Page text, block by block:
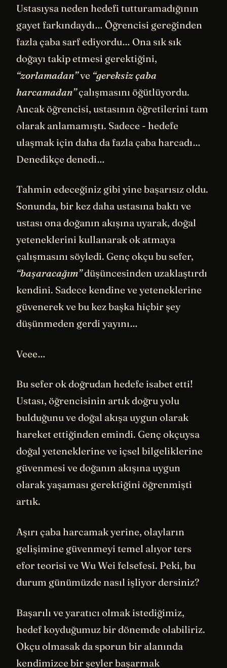
Ustasıysa neden hedefi tutturamadığının
gayet farkındaydı… Öğrencisi gereğinden
fazla çaba sarf ediyordu… Ona sık sık
doğayı takip etmesi gerektiğini,
“zorlamadan”ve “gereksiz çaba
harcamadan”çalışmasını öğütlüyordu.
Ancak öğrencisi, ustasının öğretilerini tam
olarak anlamamıştı. Sadece - hedefe
ulaşmak için daha da fazla çaba harcadı…
Denedikçe denedi…
Tahmin edeceğiniz gibi yine başarısız oldu.
Sonunda, bir kez daha ustasına baktı ve
ustası ona doğanın akışına uyarak, doğal
yeteneklerini kullanarak ok atmaya
çalışmasını söyledi. Genç okçu bu sefer,
“başaracağım”düşüncesinden uzaklaştırdı
kendini. Sadece kendine ve yeteneklerine
güvenerek ve bu kez başka hiçbir şey
düşünmeden gerdi yayını…
Veee…
Bu sefer ok doğrudan hedefe isabet etti!
Ustası, öğrencisinin artık doğru yolu
bulduğunu ve doğal akışa uygun olarak
hareket ettiğinden emindi. Genç okçuysa
doğal yeteneklerine ve içsel bilgeliklerine
güvenmesi ve doğanın akışına uygun
olarak yaşaması gerektiğini öğrenmişti
artık.
Aşırı çaba harcamak yerine, olayların
gelişimine güvenmeyi temel alıyor ters
efor teorisi ve Wu Wei felsefesi. Peki, bu
durum günümüzde nasıl işliyor dersiniz?
Başarılı ve yaratıcı olmak istediğimiz,
hedef koyduğumuz bir dönemde olabiliriz.
Okçu olmasak da sporun bir alanında
kendimizce bir şeyler başarmak